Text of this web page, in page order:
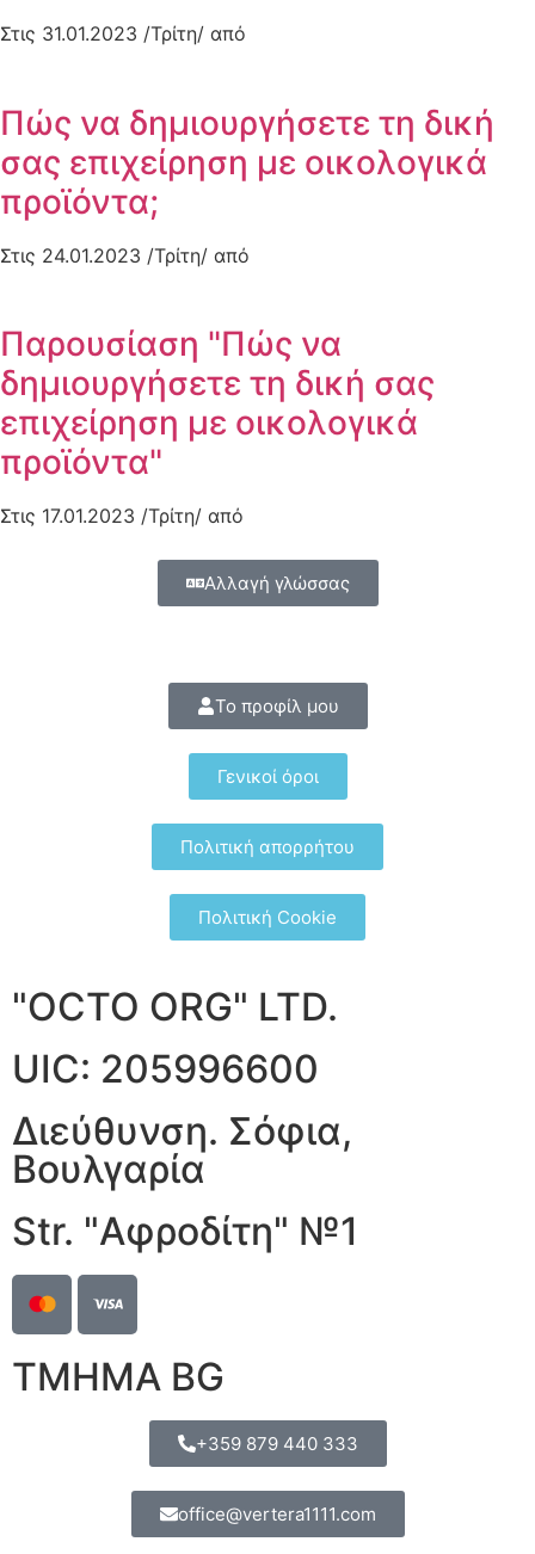
Στις 31.01.2023 /Τρίτη/ από
Πώς να δημιουργήσετε τη δική
σας επιχείρηση με οικολογικά
προϊόντα;
Στις 24.01.2023 /Τρίτη/ από
Παρουσίαση "Πώς να
δημιουργήσετε τη δική σας
επιχείρηση με οικολογικά
προϊόντα"
Στις 17.01.2023 /Τρίτη/ από
Αλλαγή γλώσσας
Το προφίλ μου
Γενικοί όροι
Πολιτική απορρήτου
Πολιτική Cookie
"OCTO ORG" LTD.
UIC: 205996600
Διεύθυνση. Σόφια,
Βουλγαρία
Str. "Αφροδίτη" №1
ΤΜΗΜΑ BG
+359 879 440 333
office@vertera1111.com